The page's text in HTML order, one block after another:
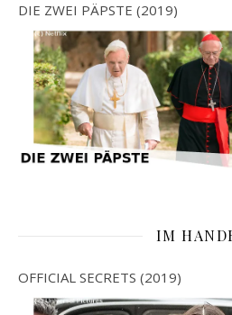
DIE ZWEI PÄPSTE (2019)
IM
OFFICIAL SECRETS (2019)